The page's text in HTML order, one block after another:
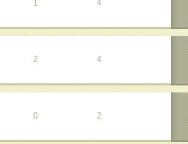
1 4
2 4
0 2